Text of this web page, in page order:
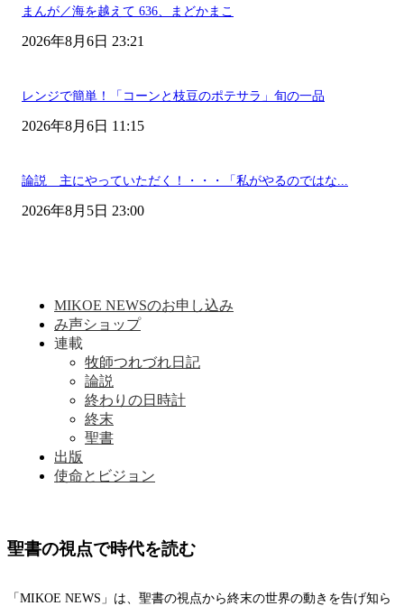
まんが／海を越えて 636、まどかまこ
2026年8月6日 23:21
レンジで簡単！「コーンと枝豆のポテサラ」旬の一品
2026年8月6日 11:15
論説 主にやっていただく！・・・「私がやるのではな...
2026年8月5日 23:00
MIKOE NEWSのお申し込み
み声ショップ
連載
牧師つれづれ日記
論説
終わりの日時計
終末
聖書
出版
使命とビジョン
聖書の視点で時代を読む
「MIKOE NEWS」は、聖書の視点から終末の世界の動きを告げ知ら